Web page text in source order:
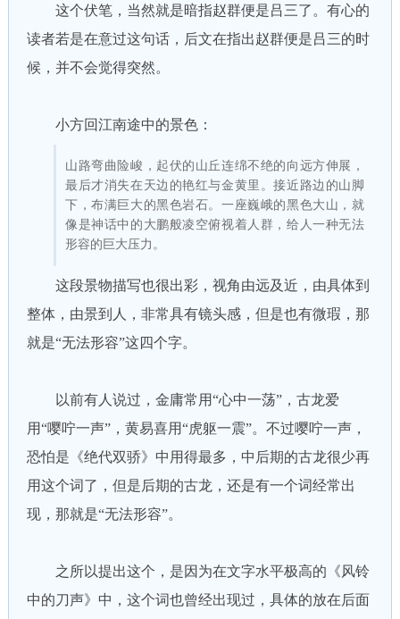
这个伏笔，当然就是暗指赵群便是吕三了。有心的
读者若是在意过这句话，后文在指出赵群便是吕三的时
候，并不会觉得突然。
小方回江南途中的景色：
山路弯曲险峻，起伏的山丘连绵不绝的向远方伸展，
最后才消失在天边的艳红与金黄里。接近路边的山脚
下，布满巨大的黑色岩石。一座巍峨的黑色大山，就
像是神话中的大鹏般凌空俯视着人群，给人一种无法
形容的巨大压力。
这段景物描写也很出彩，视角由远及近，由具体到
整体，由景到人，非常具有镜头感，但是也有微瑕，那
就是“无法形容”这四个字。
以前有人说过，金庸常用“心中一荡”，古龙爱
用“嘤咛一声”，黄易喜用“虎躯一震”。不过嘤咛一声，
恐怕是《绝代双骄》中用得最多，中后期的古龙很少再
用这个词了，但是后期的古龙，还是有一个词经常出
现，那就是“无法形容”。
之所以提出这个，是因为在文字水平极高的《风铃
中的刀声》中，这个词也曾经出现过，具体的放在后面